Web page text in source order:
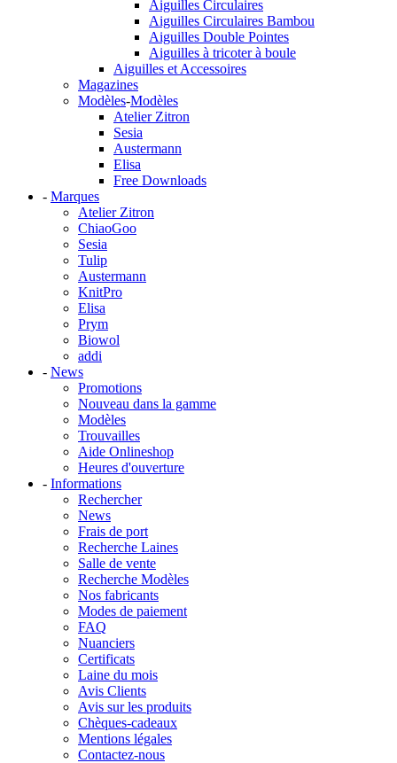
Aiguilles Circulaires
Aiguilles Circulaires Bambou
Aiguilles Double Pointes
Aiguilles à tricoter à boule
Aiguilles et Accessoires
Magazines
Modèles-Modèles
Atelier Zitron
Sesia
Austermann
Elisa
Free Downloads
- Marques
Atelier Zitron
ChiaoGoo
Sesia
Tulip
Austermann
KnitPro
Elisa
Prym
Biowol
addi
- News
Promotions
Nouveau dans la gamme
Modèles
Trouvailles
Aide Onlineshop
Heures d'ouverture
- Informations
Rechercher
News
Frais de port
Recherche Laines
Salle de vente
Recherche Modèles
Nos fabricants
Modes de paiement
FAQ
Nuanciers
Certificats
Laine du mois
Avis Clients
Avis sur les produits
Chèques-cadeaux
Mentions légales
Contactez-nous